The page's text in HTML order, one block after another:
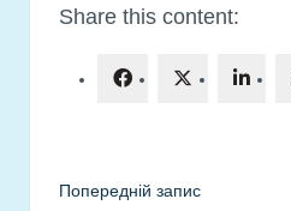
Share this content:
Навігація
Попередній запис